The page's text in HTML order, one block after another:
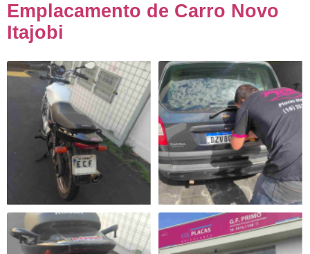
Emplacamento de Carro Novo
Itajobi